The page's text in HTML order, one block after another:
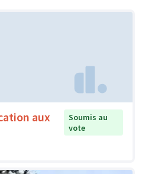
aux
Soumis au
vote